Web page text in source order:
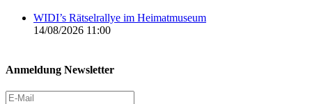
WIDI’s Rätselrallye im Heimatmuseum
14/08/2026 11:00
Anmeldung Newsletter